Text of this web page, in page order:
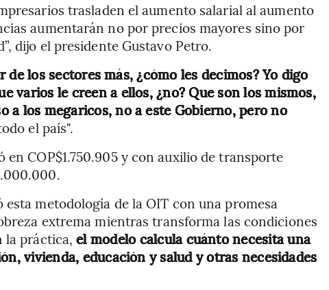
trasladen el aumento salarial al aumento
aumentarán no por precios mayores sino por
dijo el presidente Gustavo Petro.
de los sectores más, ¿cómo les decimos? Yo digo
varios le creen a ellos, ¿no? Que son los mismos,
a los megaricos, no a este Gobierno, pero no
el país".
COP$1.750.905 y con auxilio de transporte
metodología de la OIT con una promesa
extrema mientras transforma las condiciones
la práctica,el modelo calcula cuánto necesita una
vivienda, educación y salud y otras necesidades